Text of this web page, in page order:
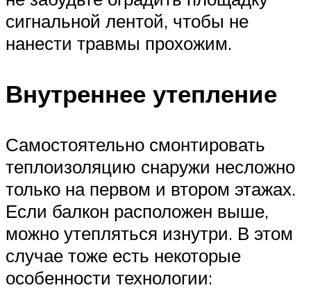
сигнальной лентой, чтобы не
нанести травмы прохожим.
Внутреннее утепление
Самостоятельно смонтировать
теплоизоляцию снаружи несложно
только на первом и втором этажах.
Если балкон расположен выше,
можно утепляться изнутри. В этом
случае тоже есть некоторые
особенности технологии: